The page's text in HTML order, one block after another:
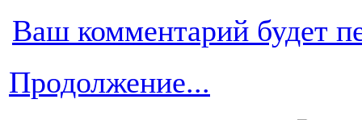
Ваш комментарий будет
Продолжение...